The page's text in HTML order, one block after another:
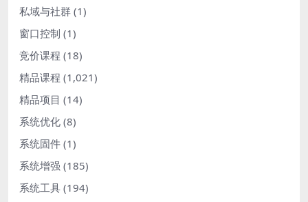
私域与社群 (1)
窗口控制 (1)
竞价课程 (18)
精品课程 (1,021)
精品项目 (14)
系统优化 (8)
系统固件 (1)
系统增强 (185)
系统工具 (194)